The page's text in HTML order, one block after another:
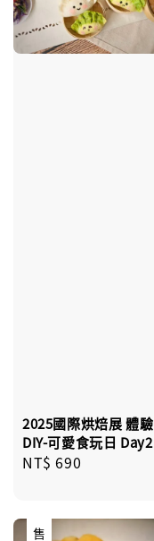
2025國際烘焙展 體驗
DIY-可愛食玩日 Day2
Regular
NT$ 690